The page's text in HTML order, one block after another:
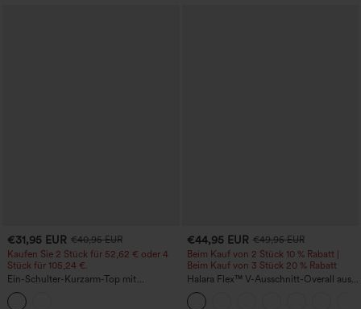
€31,95 EUR €40,95 EUR
Kaufen Sie 2 Stück für 52,62 € oder 4
Stück für 105,24 €.
Ein-Schulter-Kurzarm-Top mit
abgerundetem High-Low-Saum,
integriertem BH, gepunktet, lässig
€44,95 EUR €49,95 EUR
Beim Kauf von 2 Stück 10 % Rabatt |
Beim Kauf von 3 Stück 20 % Rabatt
Halara Flex™ V-Ausschnitt-Overall aus
gewaschenem Denim mit Taschen –
lässig